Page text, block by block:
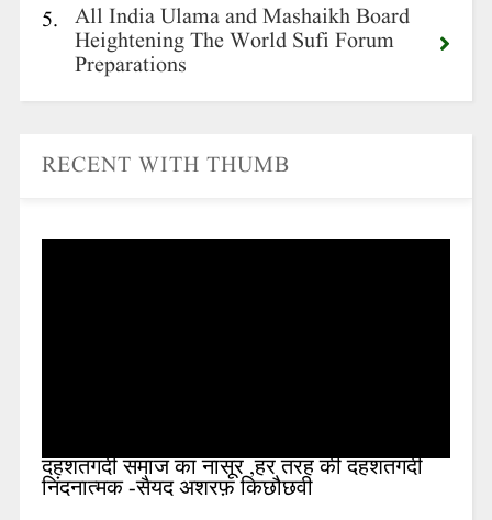
5. All India Ulama and Mashaikh Board
Heightening The World Sufi Forum
Preparations
RECENT WITH THUMB
दहशतगर्दी समाज का नासूर ,हर तरह की दहशतगर्दी
निंदनात्मक -सैयद अशरफ़ किछौछवी